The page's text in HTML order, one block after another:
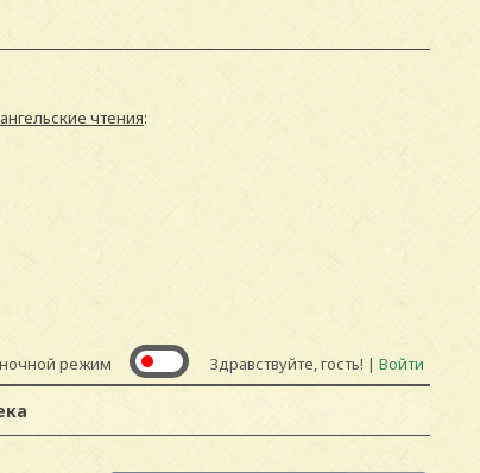
чтения:
режим Здравствуйте, гость! | Войти